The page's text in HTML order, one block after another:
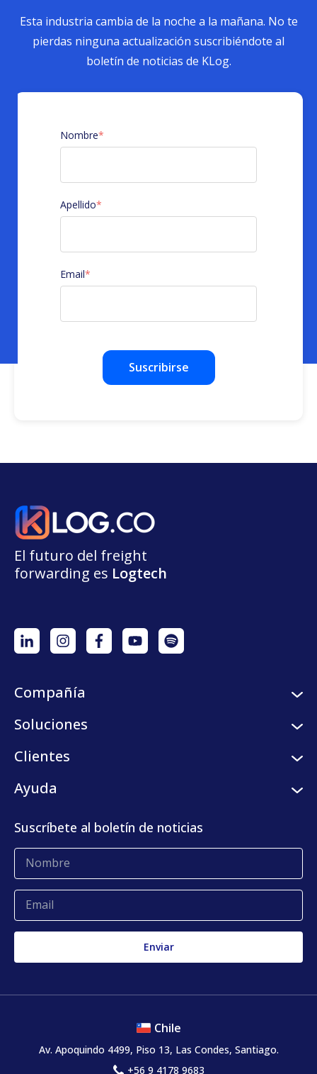
Esta industria cambia de la noche a la mañana. No te
pierdas ninguna actualización suscribiéndote al
boletín de noticias de KLog.
Nombre*
Apellido*
Email*
El futuro del freight
forwarding es Logtech
Compañía
Sobre nosotros
Centro de prensa
Soluciones
Servicios logísticos
KLog Fulfillment
Clientes
Clientes
Ayuda
Glosario
Quejas y reclamos
Suscríbete al boletín de noticias
Chile
Av. Apoquindo 4499, Piso 13, Las Condes, Santiago.
+56 9 4178 9683